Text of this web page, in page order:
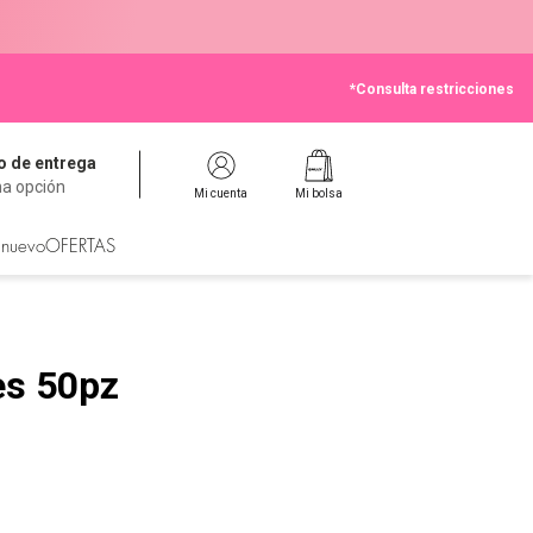
*Consulta restricciones
de entrega
opción
Mi cuenta Mi bolsa
OFERTAS
50pz